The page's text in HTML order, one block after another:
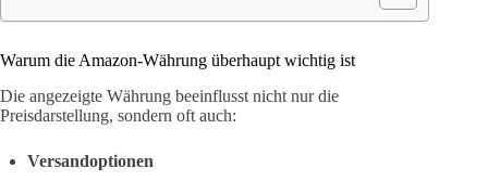
Warum die Amazon-Währung überhaupt wichtig ist
Die angezeigte Währung beeinflusst nicht nur die
Preisdarstellung, sondern oft auch:
Versandoptionen